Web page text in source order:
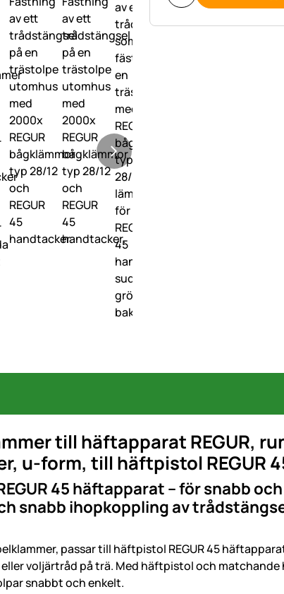
till häftapparat REGUR,
u-form, till häftpistol REGUR
45 häftapparat – för snabb
snabb ihopkoppling av
passar till häftpistol REGUR 45
voljärtråd på trä. Med häftpistol och matchande
snabbt och enkelt.